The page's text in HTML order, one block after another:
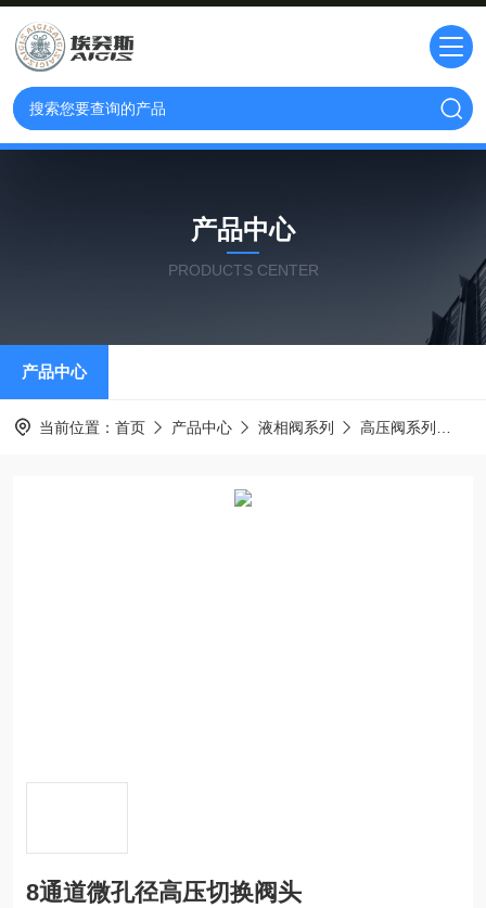
产品中心
PRODUCTS CENTER
产品中心
当前位置： 首页 产品中心 液相阀系列 高压阀系列
8通道微孔径高压切换阀头